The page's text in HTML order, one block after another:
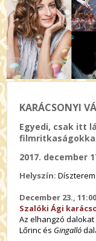
KARÁCSONYI
Egyedi, csak itt
2017. december
Helyszín:Díszterem
December 23., 11:00
Szalóki Ági
Az elhangzó
Lőrinc és Gingalló